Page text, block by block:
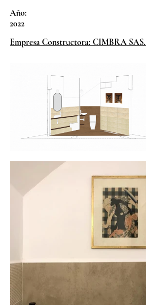
Año:
2022
Empresa Constructora: CIMBRA SAS.